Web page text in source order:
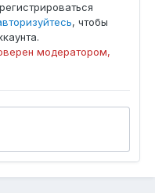
, чтобы
модератором,